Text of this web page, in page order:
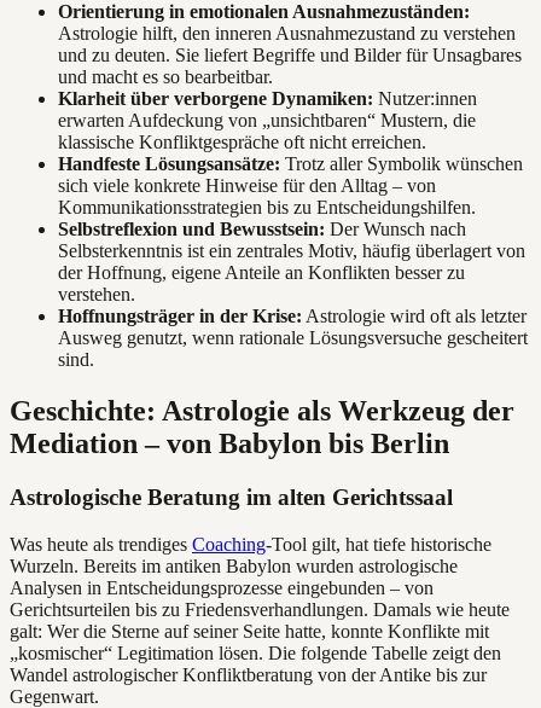
Orientierung in emotionalen Ausnahmezuständen:
Astrologie hilft, den inneren Ausnahmezustand zu verstehen
und zu deuten. Sie liefert Begriffe und Bilder für Unsagbares
und macht es so bearbeitbar.
Klarheit über verborgene Dynamiken: Nutzer:innen
erwarten Aufdeckung von „unsichtbaren“ Mustern, die
klassische Konfliktgespräche oft nicht erreichen.
Handfeste Lösungsansätze: Trotz aller Symbolik wünschen
sich viele konkrete Hinweise für den Alltag – von
Kommunikationsstrategien bis zu Entscheidungshilfen.
Selbstreflexion und Bewusstsein: Der Wunsch nach
Selbsterkenntnis ist ein zentrales Motiv, häufig überlagert von
der Hoffnung, eigene Anteile an Konflikten besser zu
verstehen.
Hoffnungsträger in der Krise: Astrologie wird oft als letzter
Ausweg genutzt, wenn rationale Lösungsversuche gescheitert
sind.
Geschichte: Astrologie als Werkzeug der
Mediation – von Babylon bis Berlin
Astrologische Beratung im alten Gerichtssaal
Was heute als trendiges Coaching-Tool gilt, hat tiefe historische
Wurzeln. Bereits im antiken Babylon wurden astrologische
Analysen in Entscheidungsprozesse eingebunden – von
Gerichtsurteilen bis zu Friedensverhandlungen. Damals wie heute
galt: Wer die Sterne auf seiner Seite hatte, konnte Konflikte mit
„kosmischer“ Legitimation lösen. Die folgende Tabelle zeigt den
Wandel astrologischer Konfliktberatung von der Antike bis zur
Gegenwart.